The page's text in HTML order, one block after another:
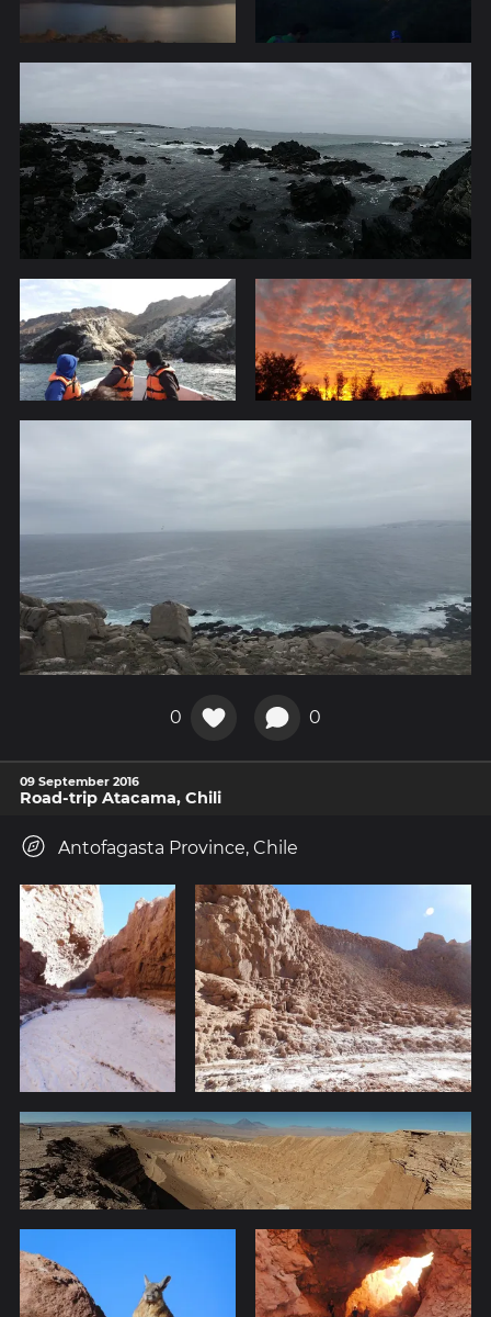
0 0
09 September 2016
Road-trip Atacama, Chili
Antofagasta Province, Chile